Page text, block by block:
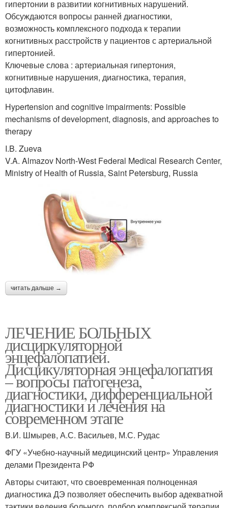
гипертонии в развитии когнитивных нарушений.
Обсуждаются вопросы ранней диагностики,
возможность комплексного подхода к терапии
когнитивных расстройств у пациентов с артериальной
гипертонией.
Ключевые слова : артериальная гипертония,
когнитивные нарушения, диагностика, терапия,
цитофлавин.
Hypertension and cognitive impairments: Possible
mechanisms of development, diagnosis, and approaches to
therapy
I.B. Zueva
V.A. Almazov North-West Federal Medical Research Center,
Ministry of Health of Russia, Saint Petersburg, Russia
читать дальше →
ЛЕЧЕНИЕ БОЛЬНЫХ
дисциркуляторной
энцефалопатией.
Дисцикуляторная энцефалопатия
– вопросы патогенеза,
диагностики, дифференциальной
диагностики и лечения на
современном этапе
В.И. Шмырев, А.С. Васильев, М.С. Рудас
ФГУ «Учебно-научный медицинский центр» Управления
делами Президента РФ
Авторы считают, что своевременная полноценная
диагностика ДЭ позволяет обеспечить выбор адекватной